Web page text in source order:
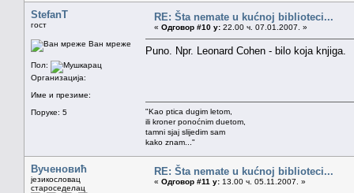
StefanT
гост
Ван мреже
Пол:
Организација:
Име и презиме:
Поруке: 5
RE: Šta nemate u kućnoj biblioteci...
« Одговор #10 у: 22.00 ч. 07.01.2007. »
Puno. Npr. Leonard Cohen - bilo koja knjiga.
"Kao ptica dugim letom,
ili kroner ponoćnim duetom,
tamni sjaj slijedim sam
kako znam..."
Вученовић
језикословац
староседелац
RE: Šta nemate u kućnoj biblioteci...
« Одговор #11 у: 13.00 ч. 05.11.2007. »